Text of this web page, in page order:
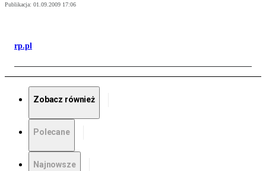
Publikacja: 01.09.2009 17:06
rp.pl
Zobacz również
Polecane
Najnowsze